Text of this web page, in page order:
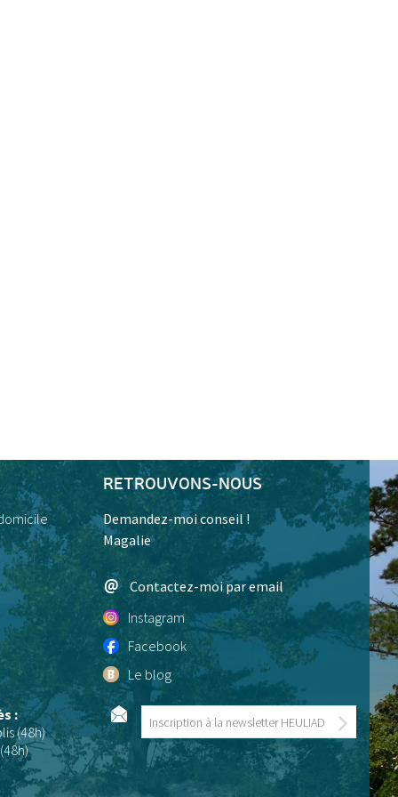
RETROUVONS-NOUS
Demandez-moi conseil !
Magalie
Contactez-moi par email
Instagram
Facebook
Le blog
:
(48h)